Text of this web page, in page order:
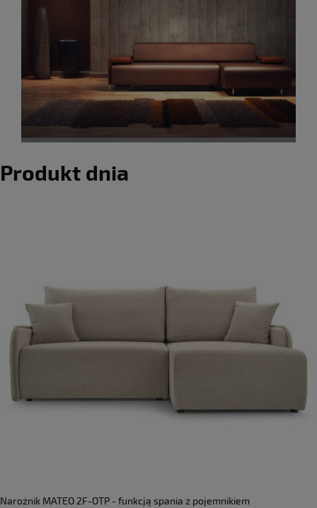
Produkt dnia
Narożnik MATEO 2F-OTP - funkcją spania z pojemnikiem